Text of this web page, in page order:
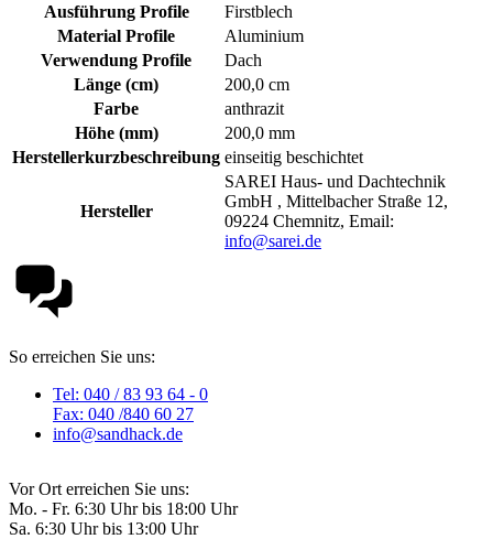
Ausführung Profile
Firstblech
Material Profile
Aluminium
Verwendung Profile
Dach
Länge (cm)
200,0 cm
Farbe
anthrazit
Höhe (mm)
200,0 mm
Herstellerkurzbeschreibung einseitig beschichtet
Hersteller
SAREI Haus- und Dachtechnik
GmbH , Mittelbacher Straße 12,
09224 Chemnitz, Email:
info@sarei.de
So erreichen Sie uns:
Tel: 040 / 83 93 64 - 0
Fax: 040 /840 60 27
info@sandhack.de
Vor Ort erreichen Sie uns:
Mo. - Fr. 6:30 Uhr bis 18:00 Uhr
Sa. 6:30 Uhr bis 13:00 Uhr